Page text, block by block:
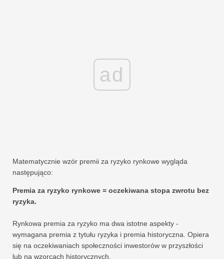
ad
Matematycznie wzór premii za ryzyko rynkowe wygląda
następująco:
Premia za ryzyko rynkowe = oczekiwana stopa zwrotu bez
ryzyka.
Rynkowa premia za ryzyko ma dwa istotne aspekty -
wymagana premia z tytułu ryzyka i premia historyczna. Opiera
się na oczekiwaniach społeczności inwestorów w przyszłości
lub na wzorcach historycznych.